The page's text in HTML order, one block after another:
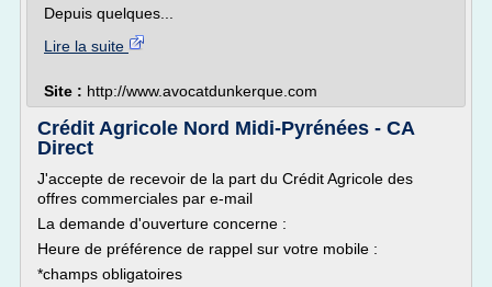
Depuis quelques...
Lire la suite
Site : http://www.avocatdunkerque.com
Crédit Agricole Nord Midi-Pyrénées - CA
Direct
J'accepte de recevoir de la part du Crédit Agricole des
offres commerciales par e-mail
La demande d'ouverture concerne :
Heure de préférence de rappel sur votre mobile :
*champs obligatoires